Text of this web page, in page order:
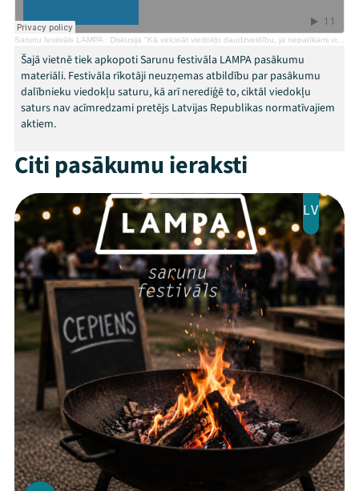
Arhīvs
Viņi bija LAMPĀ 2026
Jaunumi
Veikals
Kontakti
ThreadsFacebookYoutube
X Instagram
Flick TikTok
Sarunu festivāls LAMPA · Diskusija "Kā veicināt viedokļu daudzveidību, ja nepatīkami viedokļi netiek pieņemti?"
Šajā vietnē tiek apkopoti Sarunu festivāla LAMPA pasākumu
materiāli. Festivāla rīkotāji neuzņemas atbildību par pasākumu
dalībnieku viedokļu saturu, kā arī nerediģē to, ciktāl viedokļu
saturs nav acīmredzami pretējs Latvijas Republikas normatīvajiem
aktiem.
Citi pasākumu ieraksti
LV